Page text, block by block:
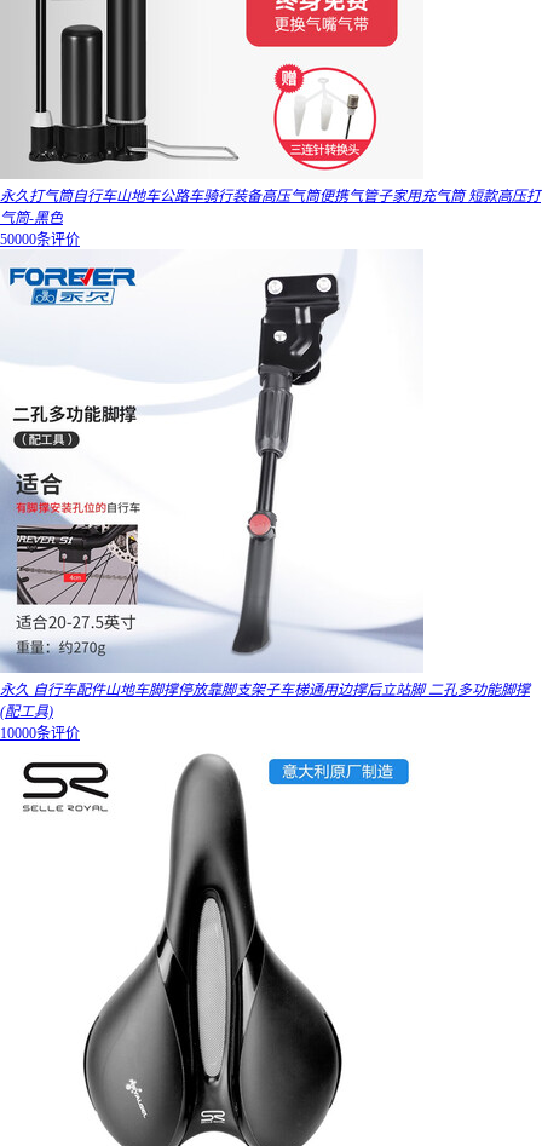
永久打气筒自行车山地车公路车骑行装备高压气筒便携气管子家用充气筒 短款高压打
气筒-黑色
50000条评价
永久 自行车配件山地车脚撑停放靠脚支架子车梯通用边撑后立站脚 二孔多功能脚撑
(配工具)
10000条评价